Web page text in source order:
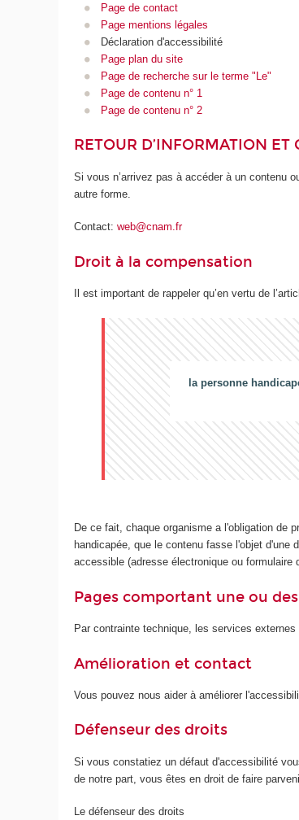
Page de contact
Page mentions légales
Déclaration d'accessibilité
Page plan du site
Page de recherche sur le terme "Le"
Page de contenu n° 1
Page de contenu n° 2
RETOUR D’INFORMATION ET
Si vous n’arrivez pas à accéder à un contenu
autre forme.
Contact:web@cnam.fr
Droit à la compensation
Il est important de rappeler qu’en vertu de
la personne
De ce fait, chaque organisme a l'obligation de
handicapée, que le contenu fasse l'objet
accessible (adresse électronique ou formulaire
Pages comportant une ou
Par contrainte technique, les services
Amélioration et contact
Vous pouvez nous aider à améliorer
Défenseur des droits
Si vous constatiez un défaut d'accessibilité
de notre part, vous êtes en droit de faire
Le défenseur des droits